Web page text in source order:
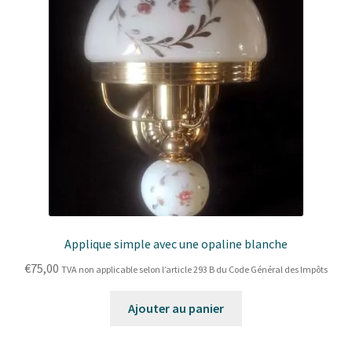
Applique simple avec une opaline blanche
€75,00 TVA non applicable selon l’article 293 B du Code Général des Impôts
Ajouter au panier